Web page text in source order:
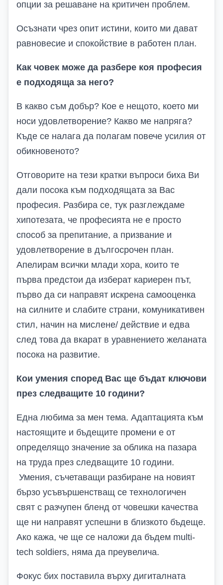
опции за решаване на критичен проблем.
Осъзнати чрез опит истини, които ми дават
равновесие и спокойствие в работен план.
Как човек може да разбере коя професия
е подходяща за него?
В какво съм добър? Кое е нещото, което ми
носи удовлетворение? Какво ме напряга?
Къде се налага да полагам повече усилия от
обикновеното?
Отговорите на тези кратки въпроси биха Ви
дали посока към подходящата за Вас
професия. Разбира се, тук разглеждаме
хипотезата, че професията не е просто
способ за препитание, а призвание и
удовлетворение в дългосрочен план.
Апелирам всички млади хора, които те
първа предстои да изберат кариерен път,
първо да си направят искрена самооценка
на силните и слабите страни, комуникативен
стил, начин на мислене/ действие и едва
след това да вкарат в уравнението желаната
посока на развитие.
Кои умения според Вас ще бъдат ключови
през следващите 10 години?
Една любима за мен тема. Адаптацията към
настоящите и бъдещите промени е от
определящо значение за облика на пазара
на труда през следващите 10 години.
Умения, съчетаващи разбиране на новият
бързо усъвършенстващ се технологичен
свят с разчупен бленд от човешки качества
ще ни направят успешни в близкото бъдеще.
Ако кажа, че ще се наложи да бъдем multi-
tech soldiers, няма да преувелича.
Фокус бих поставила върху дигиталната